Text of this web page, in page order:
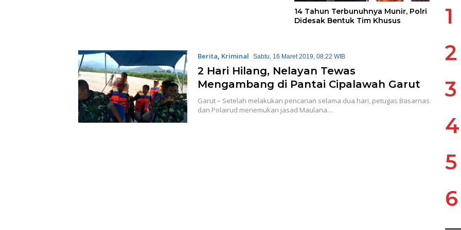
14 Tahun Terbunuhnya Munir, Polri
Didesak Bentuk Tim Khusus
Berita, Kriminal Sabtu, 16 Maret 2019, 08:22 WIB
2 Hari Hilang, Nelayan Tewas
Mengambang di Pantai Cipalawah Garut
Garut – Setelah melakukan pencarian selama dua hari, petugas Basarnas
dan Polairud menemukan jasad Maulana…
1
2
3
4
5
6